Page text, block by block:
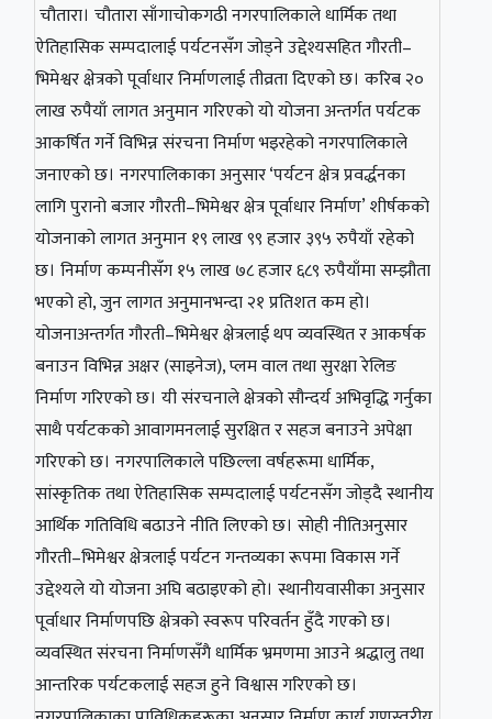
चौतारा। चौतारा साँगाचोकगढी नगरपालिकाले धार्मिक तथा
ऐतिहासिक सम्पदालाई पर्यटनसँग जोड्ने उद्देश्यसहित गौरती–
भिमेश्वर क्षेत्रको पूर्वाधार निर्माणलाई तीव्रता दिएको छ। करिब २०
लाख रुपैयाँ लागत अनुमान गरिएको यो योजना अन्तर्गत पर्यटक
आकर्षित गर्ने विभिन्न संरचना निर्माण भइरहेको नगरपालिकाले
जनाएको छ। नगरपालिकाका अनुसार ‘पर्यटन क्षेत्र प्रवर्द्धनका
लागि पुरानो बजार गौरती–भिमेश्वर क्षेत्र पूर्वाधार निर्माण’ शीर्षकको
योजनाको लागत अनुमान १९ लाख ९९ हजार ३९५ रुपैयाँ रहेको
छ। निर्माण कम्पनीसँग १५ लाख ७८ हजार ६८९ रुपैयाँमा सम्झौता
भएको हो, जुन लागत अनुमानभन्दा २१ प्रतिशत कम हो।
योजनाअन्तर्गत गौरती–भिमेश्वर क्षेत्रलाई थप व्यवस्थित र आकर्षक
बनाउन विभिन्न अक्षर (साइनेज), प्लम वाल तथा सुरक्षा रेलिङ
निर्माण गरिएको छ। यी संरचनाले क्षेत्रको सौन्दर्य अभिवृद्धि गर्नुका
साथै पर्यटकको आवागमनलाई सुरक्षित र सहज बनाउने अपेक्षा
गरिएको छ। नगरपालिकाले पछिल्ला वर्षहरूमा धार्मिक,
सांस्कृतिक तथा ऐतिहासिक सम्पदालाई पर्यटनसँग जोड्दै स्थानीय
आर्थिक गतिविधि बढाउने नीति लिएको छ। सोही नीतिअनुसार
गौरती–भिमेश्वर क्षेत्रलाई पर्यटन गन्तव्यका रूपमा विकास गर्ने
उद्देश्यले यो योजना अघि बढाइएको हो। स्थानीयवासीका अनुसार
पूर्वाधार निर्माणपछि क्षेत्रको स्वरूप परिवर्तन हुँदै गएको छ।
व्यवस्थित संरचना निर्माणसँगै धार्मिक भ्रमणमा आउने श्रद्धालु तथा
आन्तरिक पर्यटकलाई सहज हुने विश्वास गरिएको छ।